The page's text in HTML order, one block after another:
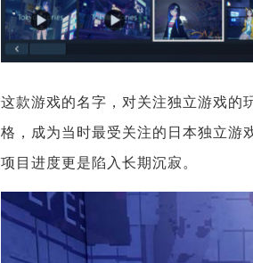
这款游戏的名字，对关注独立游戏的
格，成为当时最受关注的日本独立
项目进度更是陷入长期沉寂。